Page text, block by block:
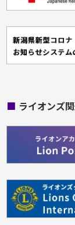
■ ライオンズ